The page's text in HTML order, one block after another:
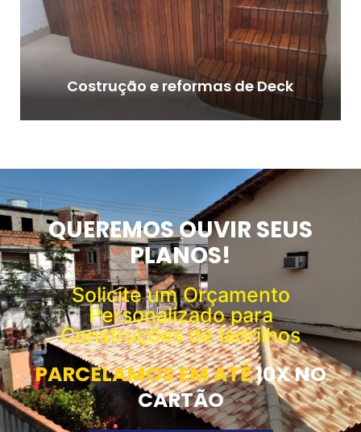
Costrução e reformas de Deck
QUEREMOS OUVIR SEUS
PLANOS!
Solicite um Orçamento
Personalizado para
Construções de ladrilhos
PARCELAMOS EM ATÉ10X NO
CARTÃO